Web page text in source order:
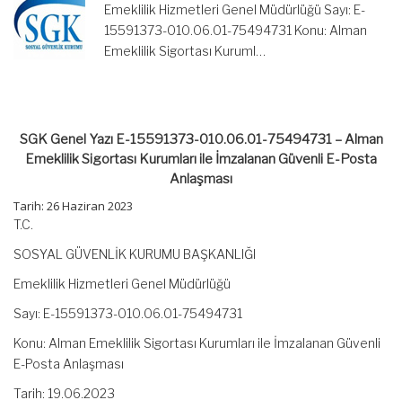
Sigortası
Kurumları
ile
İmzalanan
için
Emeklilik Hizmetleri Genel Müdürlüğü Sayı: E-
15591373-010.06.01-75494731 Konu: Alman
Emeklilik Sigortası Kuruml…
SGK Genel Yazı E-15591373-010.06.01-75494731 – Alman
Emeklilik Sigortası Kurumları ile İmzalanan Güvenli E-Posta
Anlaşması
Tarih: 26 Haziran 2023
T.C.
SOSYAL GÜVENLİK KURUMU BAŞKANLIĞI
Emeklilik Hizmetleri Genel Müdürlüğü
Sayı: E-15591373-010.06.01-75494731
Konu: Alman Emeklilik Sigortası Kurumları ile İmzalanan Güvenli
E-Posta Anlaşması
Tarih: 19.06.2023